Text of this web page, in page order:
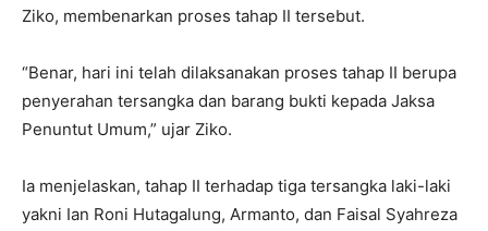
Ziko, membenarkan proses tahap II tersebut.
“Benar, hari ini telah dilaksanakan proses tahap II berupa
penyerahan tersangka dan barang bukti kepada Jaksa
Penuntut Umum,” ujar Ziko.
Ia menjelaskan, tahap II terhadap tiga tersangka laki-laki
yakni Ian Roni Hutagalung, Armanto, dan Faisal Syahreza